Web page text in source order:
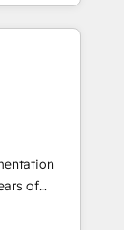
イクルステ
インの定
携） -テ
作レクチャ
ーーーーー
ずは
en
et sales à
of
industries.